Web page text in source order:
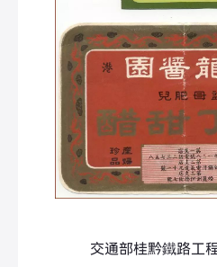
交通部桂黔鐵路工